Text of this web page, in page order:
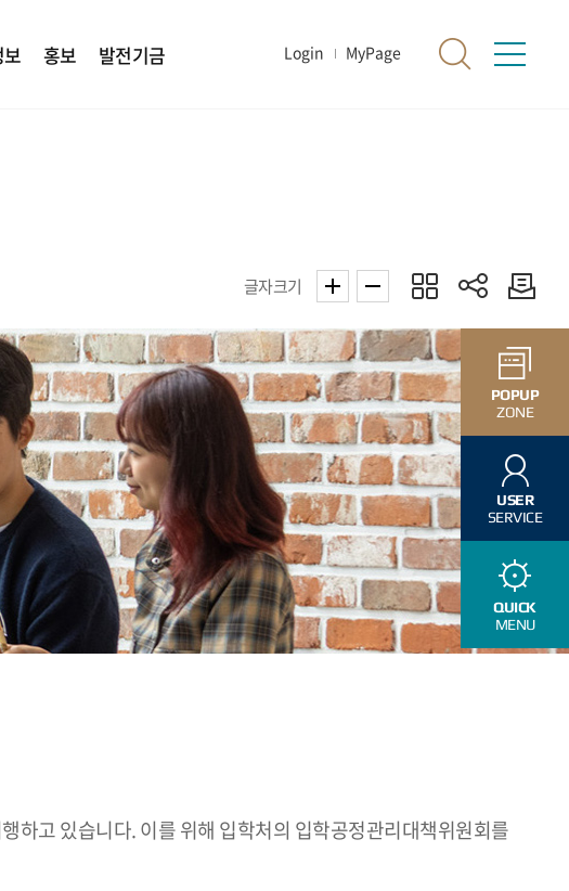
홍보 발전기금 Login MyPage
POPUP
ZONE
USER
SERVICE
QUICK
MENU
글자크기
하고 있습니다. 이를 위해 입학처의 입학공정관리대책위원회를